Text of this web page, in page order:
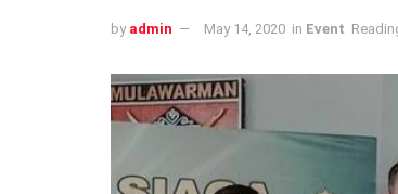
by admin May 14, 2020 in Event